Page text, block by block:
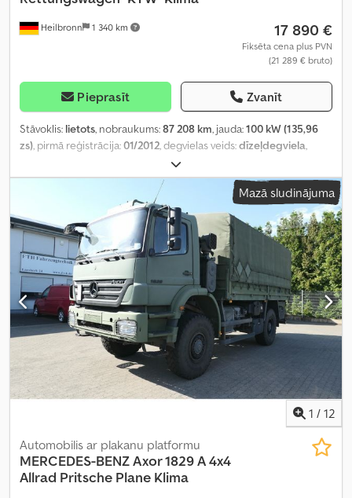
Heilbronn 1 340 km 17 890 €
Fiksēta cena plus PVN
(21 289 € bruto)
Pieprasīt Zvanīt
Stāvoklis: lietots, nobraukums:87 208 km, jauda:100 kW (135,96
zs), pirmā reģistrācija:01/2012, degvielas veids:dīzeļdegviela,
balts
sēdvietu skaits:5, Aprīkojums:ABS, centrālā atslēga, elektroniskā
stabilitātes programma (ESP), gaisa kondicionēšana, kvēpu
filtrs, paceļamais aizmugurējais borts,
Mazā sludinājuma
1 / 12
Automobilis ar plakanu platformu
MERCEDES-BENZAxor 1829 A 4x4
Allrad Pritsche Plane Klima